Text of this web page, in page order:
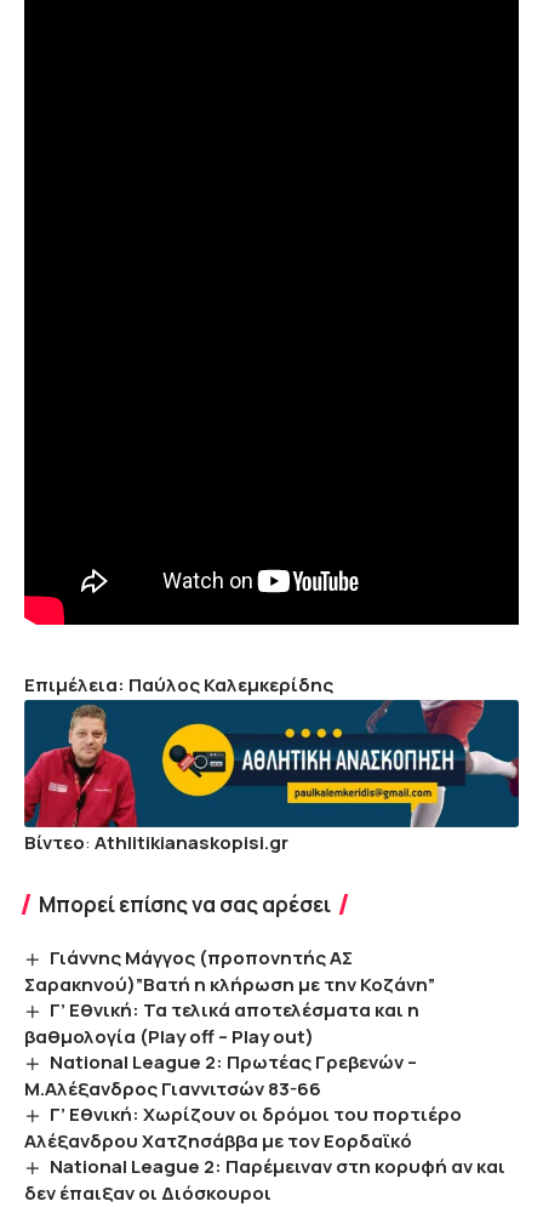
Επιμέλεια: Παύλος Καλεμκερίδης
Βίντεο: Athlitikianaskopisi.gr
Μπορεί επίσης να σας αρέσει
Γιάννης Μάγγος (προπονητής ΑΣ
Σαρακηνού)”Βατή η κλήρωση με την Κοζάνη”
Γ’ Εθνική: Τα τελικά αποτελέσματα και η
βαθμολογία (Play off – Play out)
Ναtional League 2: Πρωτέας Γρεβενών –
Μ.Αλέξανδρος Γιαννιτσών 83-66
Γ’ Εθνική: Χωρίζουν οι δρόμοι του πορτιέρο
Αλέξανδρου Χατζησάββα με τον Εορδαϊκό
National League 2: Παρέμειναν στη κορυφή αν και
δεν έπαιξαν οι Διόσκουροι